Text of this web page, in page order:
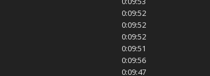
0:09:52
0:09:52
0:09:52
0:09:51
0:09:56
0:09:47